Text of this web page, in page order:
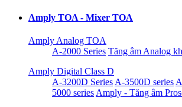
Amply TOA - Mixer TOA
Amply Analog TOA
A-2000 Series Tăng âm Analog
Amply Digital Class D
A-3200D Series A-3500D series
5000 series Amply - Tăng âm